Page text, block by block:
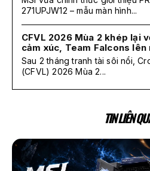
271UPJW12 – mẫu màn hình...
CFVL 2026 Mùa 2 khép lại
cảm xúc, Team Falcons
Sau 2 tháng tranh tài sôi nổi,
(CFVL) 2026 Mùa 2...
TIN LIÊN